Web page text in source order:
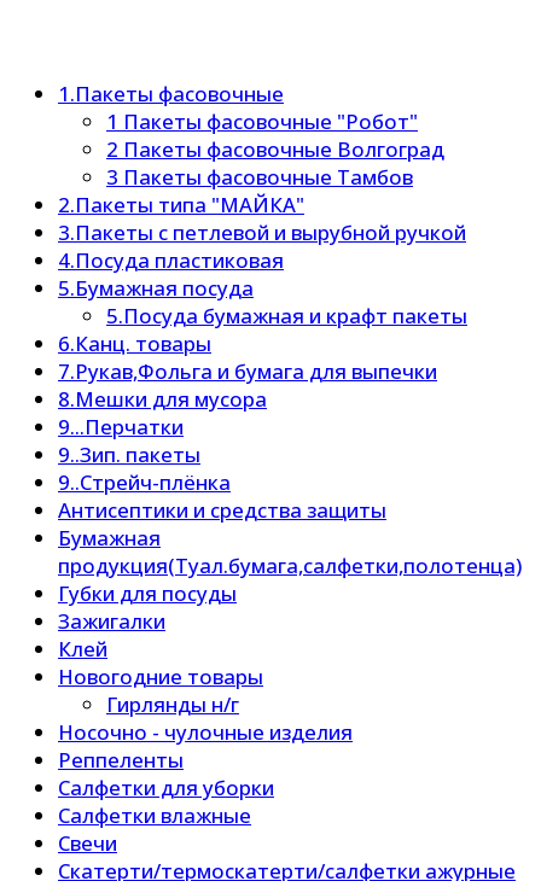
1.Пакеты фасовочные
1 Пакеты фасовочные "Робот"
2 Пакеты фасовочные Волгоград
3 Пакеты фасовочные Тамбов
2.Пакеты типа "МАЙКА"
3.Пакеты с петлевой и вырубной ручкой
4.Посуда пластиковая
5.Бумажная посуда
5.Посуда бумажная и крафт пакеты
6.Канц. товары
7.Рукав,Фольга и бумага для выпечки
8.Мешки для мусора
9...Перчатки
9..Зип. пакеты
9..Стрейч-плёнка
Антисептики и средства защиты
Бумажная
продукция(Туал.бумага,салфетки,полотенца)
Губки для посуды
Зажигалки
Клей
Новогодние товары
Гирлянды н/г
Носочно - чулочные изделия
Реппеленты
Салфетки для уборки
Салфетки влажные
Свечи
Скатерти/термоскатерти/салфетки ажурные